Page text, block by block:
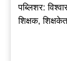
पब्लिशर:
शिक्षक,